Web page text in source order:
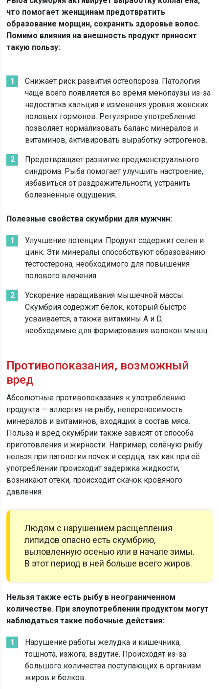
что помогает женщинам предотвратить
образование морщин, сохранить здоровье волос.
Помимо влияния на внешность продукт приносит
такую пользу:
Снижает риск развития остеопороза. Патология
чаще всего появляется во время менопаузы из-за
недостатка кальция и изменения уровня женских
половых гормонов. Регулярное употребление
позволяет нормализовать баланс минералов и
витаминов, активировать выработку эстрогенов.
Предотвращает развитие предменструального
синдрома. Рыба помогает улучшить настроение,
избавиться от раздражительности, устранить
болезненные ощущения.
Полезные свойства скумбрии для мужчин:
Улучшение потенции. Продукт содержит селен и
цинк. Эти минералы способствуют образованию
тестостерона, необходимого для повышения
полового влечения.
Ускорение наращивания мышечной массы.
Скумбрия содержит белок, который быстро
усваивается, а также витамины А и D,
необходимые для формирования волокон мышц.
Противопоказания, возможный
вред
Абсолютные противопоказания к употреблению
продукта — аллергия на рыбу, непереносимость
минералов и витаминов, входящих в состав мяса.
Польза и вред скумбрии также зависят от способа
приготовления и жирности. Например, солёную рыбу
нельзя при патологии почек и сердца, так как при её
употреблении происходит задержка жидкости,
возникают отёки, происходит скачок кровяного
давления.
Людям с нарушением расщепления
липидов опасно есть скумбрию,
выловленную осенью или в начале зимы.
В этот период в ней больше всего жиров.
Нельзя также есть рыбу в неограниченном
количестве. При злоупотреблении продуктом могут
наблюдаться такие побочные действия:
Нарушение работы желудка и кишечника,
тошнота, изжога, вздутие. Происходят из-за
большого количества поступающих в организм
жиров и белков.